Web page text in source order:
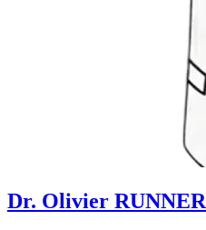
Dr. Olivier RUNNER